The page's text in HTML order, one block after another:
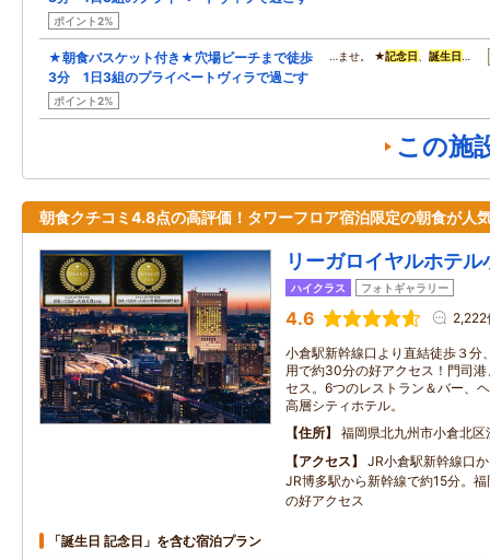
ポイント2%
★朝食バスケット付き★穴場ビーチまで徒歩
3分 1日3組のプライベートヴィラで過ごす
ポイント2%
…ませ。 ★記念日 、誕生日 …
この施
朝食クチコミ4.8点の高評価！タワーフロア宿泊限定の朝食が人
リーガロイヤルホテル
ハイクラス フォトギャラリー
4.6 2,222
小倉駅新幹線口より直結徒歩３分
用で約30分の好アクセス！門司
セス。6つのレストラン＆バー、
高層シティホテル。
住所
福岡県北九州市小倉北
アクセス
JR小倉駅新幹線口
JR博多駅から新幹線で約15分。
の好アクセス
「誕生日 記念日」を含む宿泊プラン